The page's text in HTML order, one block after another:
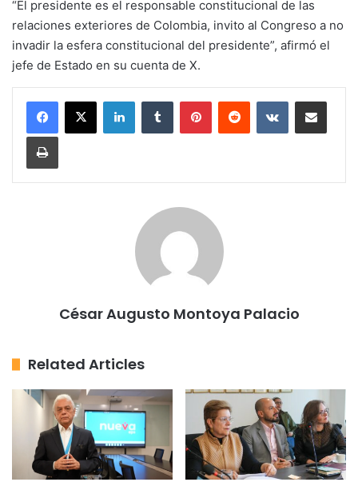
“El presidente es el responsable constitucional de las
relaciones exteriores de Colombia, invito al Congreso a no
invadir la esfera constitucional del presidente”, afirmó el
jefe de Estado en su cuenta de X.
LinkedInTumblr PinterestReddit VKontakteShare via Email
Print
César Augusto Montoya Palacio
Related Articles